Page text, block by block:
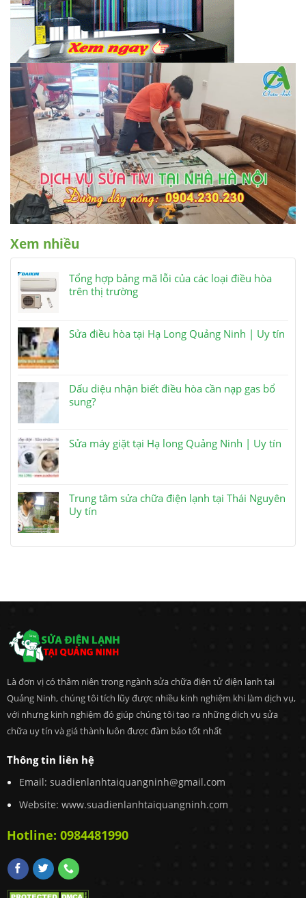
Xem nhiều
Tổng hợp bảng mã lỗi của các loại điều hòa
trên thị trường
Sửa điều hòa tại Hạ Long Quảng Ninh | Uy tín
Dấu diệu nhận biết điều hòa cần nạp gas bổ
sung?
Sửa máy giặt tại Hạ long Quảng Ninh | Uy tín
Trung tâm sửa chữa điện lạnh tại Thái Nguyên
Uy tín
Là đơn vị có thâm niên trong ngành sửa chữa điện tử điện lạnh tại
Quảng Ninh, chúng tôi tích lũy được nhiều kinh nghiệm khi làm dịch vụ,
với nhưng kinh nghiệm đó giúp chúng tôi tạo ra những dịch vụ sửa
chữa uy tín và giá thành luôn được đàm bảo tốt nhất
Thông tin liên hệ
Email: suadienlanhtaiquangninh@gmail.com
Website: www.suadienlanhtaiquangninh.com
Hotline: 0984481990